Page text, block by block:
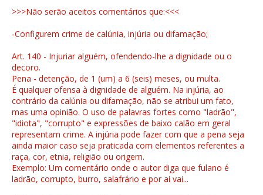
>>>Não serão aceitos comentários que:<<<
-Configurem crime de calúnia, injúria ou difamação;
Art. 140 - Injuriar alguém, ofendendo-lhe a dignidade ou o
decoro.
Pena - detenção, de 1 (um) a 6 (seis) meses, ou multa.
É qualquer ofensa à dignidade de alguém. Na injúria, ao
contrário da calúnia ou difamação, não se atribui um fato,
mas uma opinião. O uso de palavras fortes como "ladrão",
"idiota", "corrupto" e expressões de baixo calão em geral
representam crime. A injúria pode fazer com que a pena seja
ainda maior caso seja praticada com elementos referentes a
raça, cor, etnia, religião ou origem.
Exemplo: Um comentário onde o autor diga que fulano é
ladrão, corrupto, burro, salafrário e por ai vai...